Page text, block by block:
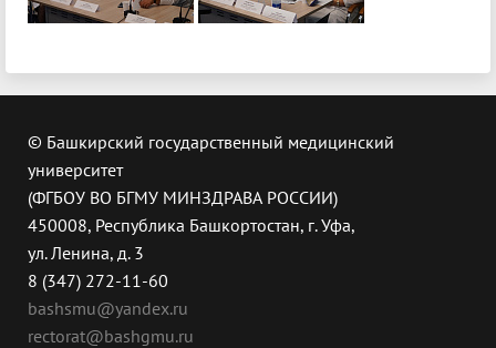
© Башкирский государственный медицинский
университет
(ФГБОУ ВО БГМУ МИНЗДРАВА РОССИИ)
450008, Республика Башкортостан, г. Уфа,
ул. Ленина, д. 3
8 (347) 272-11-60
bashsmu@yandex.ru
rectorat@bashgmu.ru